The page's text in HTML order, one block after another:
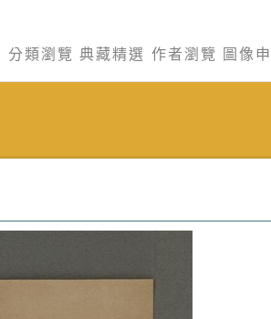
分類瀏覽 典藏精選 作者瀏覽 圖像